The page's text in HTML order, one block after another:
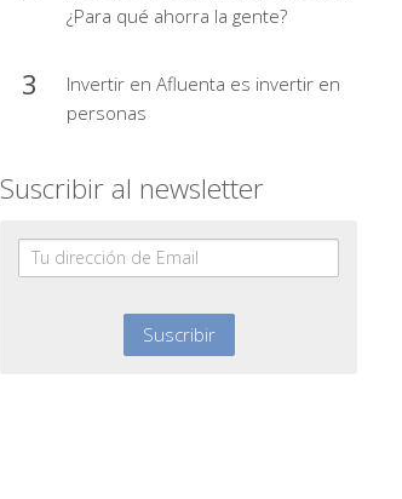
¿Para qué ahorra la gente?
Invertir en Afluenta es invertir en
personas
Suscribir al newsletter